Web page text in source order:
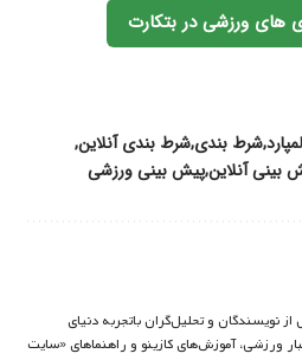
های ورزشی در بتکارت
شرط بندیشرط بندی آنلاین
بینی آنلاینپیش بینی ورزشی
نویسندگان و تحلیل‌گران باتجربه دنیای
ورزشی، آموزش‌های کازینو و راهنماهای «سایت